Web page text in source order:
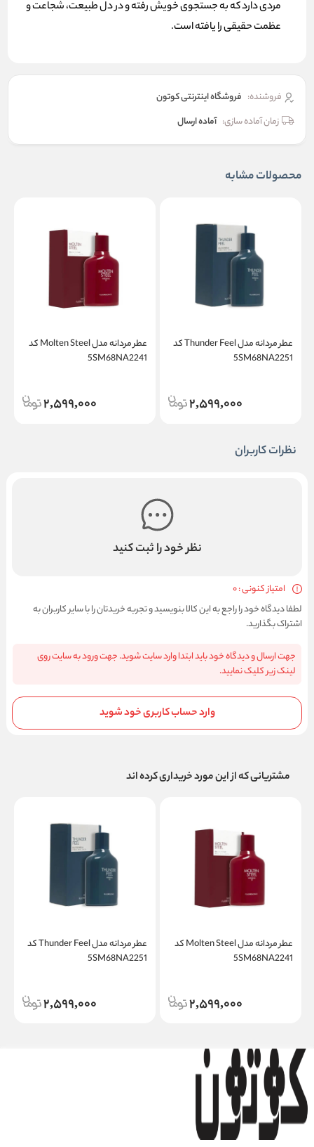
مردی دارد که به جستجوی خویش رفته و در دل طبیعت، شجاعت و
عظمت حقیقی را یافته است.
فروشنده: فروشگاه اینترنتی کوتون
زمان آماده سازی: آماده ارسال
محصولات مشابه
عطر مردانه مدل Thunder Feel کد
5SM68NA2251
2,599,000
عطر مردانه مدل Molten Steel کد
5SM68NA2241
2,599,000
نظرات کاربران
نظر خود را ثبت کنید
امتیاز کنونی : 0
لطفا دیدگاه خود را راجع به این کالا بنویسید و تجربه خریدتان را با سایر کاربران به
اشتراک بگذارید.
جهت ارسال و دیدگاه خود باید ابتدا وارد سایت شوید. جهت ورود به سایت روی
لینک زیر کلیک نمایید.
وارد حساب کاربری خود شوید
مشتریانی که از این مورد خریداری کرده اند
عطر مردانه مدل Molten Steel کد
5SM68NA2241
2,599,000
عطر مردانه مدل Thunder Feel کد
5SM68NA2251
2,599,000